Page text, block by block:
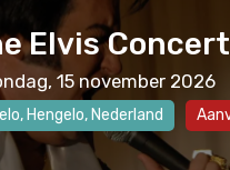
Elvis Concert
15 november 2026
, Hengelo, Nederland